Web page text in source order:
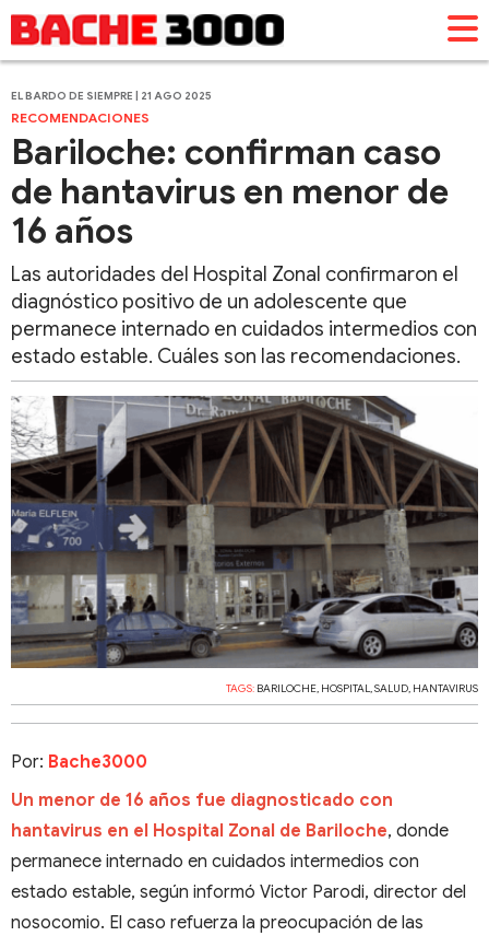
EL BARDO DE SIEMPRE | 21 AGO 2025
RECOMENDACIONES
Bariloche: confirman caso
de hantavirus en menor de
16 años
Las autoridades del Hospital Zonal confirmaron el
diagnóstico positivo de un adolescente que
permanece internado en cuidados intermedios con
estado estable. Cuáles son las recomendaciones.
TAGS: BARILOCHE, HOSPITAL,SALUD, HANTAVIRUS
Por: Bache3000
Un menor de 16 años fue diagnosticado con
hantavirus en el Hospital Zonal de Bariloche, donde
permanece internado en cuidados intermedios con
estado estable, según informó Victor Parodi, director del
nosocomio. El caso refuerza la preocupación de las